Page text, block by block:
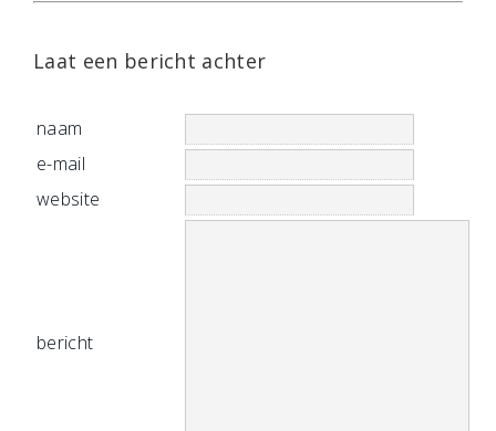
Laat een bericht achter
naam
e-mail
website
bericht